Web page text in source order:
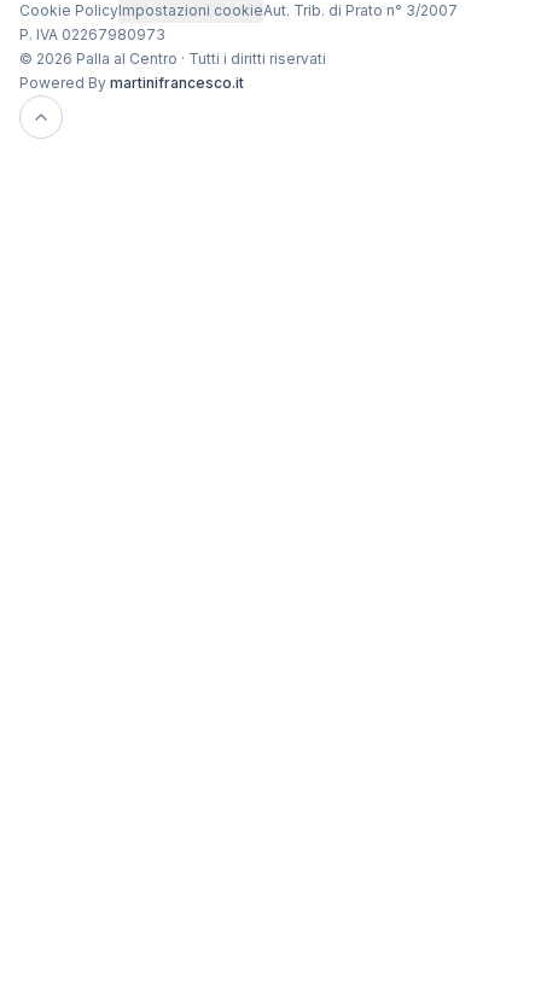
Cookie PolicyImpostazioni cookieAut. Trib. di Prato n° 3/2007
P. IVA 02267980973
© 2026 Palla al Centro · Tutti i diritti riservati
Powered By martinifrancesco.it